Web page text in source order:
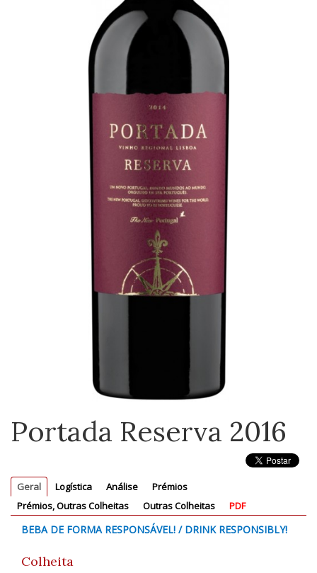
Portada Reserva 2016
Geral Logística Análise
Prémios
Prémios, Outras Colheitas
Outras Colheitas PDF
BEBA DE FORMA RESPONSÁVEL! / DRINK RESPONSIBLY!
Colheita